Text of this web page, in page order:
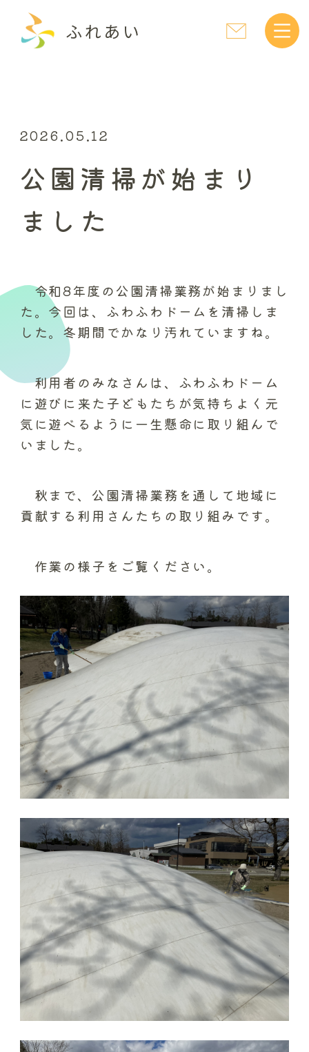
ふれあい
2026.05.12
公園清掃が始まり
ました
令和8年度の公園清掃業務が始まりまし
た。今回は、ふわふわドームを清掃しま
した。冬期間でかなり汚れていますね。
利用者のみなさんは、ふわふわドーム
に遊びに来た子どもたちが気持ちよく元
気に遊べるように一生懸命に取り組んで
いました。
秋まで、公園清掃業務を通して地域に
貢献する利用さんたちの取り組みです。
作業の様子をご覧ください。